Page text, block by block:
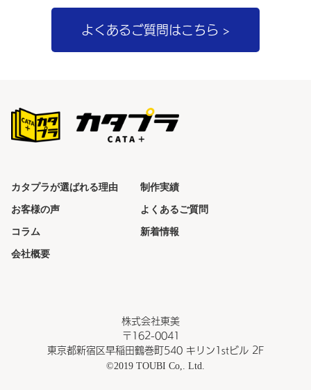
よくあるご質問はこちら >
カタプラが選ばれる理由
制作実績
お客様の声
よくあるご質問
コラム
新着情報
会社概要
株式会社東美
〒162-0041
東京都新宿区早稲田鶴巻町540 キリン1stビル 2F
©2019 TOUBI Co,. Ltd.